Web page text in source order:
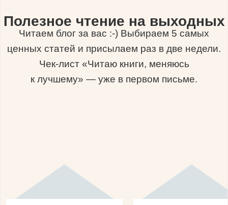
Полезное чтение на выходных
Читаем блог за вас :-) Выбираем 5 самых
ценных статей и присылаем раз в две недели.
Чек-лист «Читаю книги, меняюсь
к лучшему» — уже в первом письме.